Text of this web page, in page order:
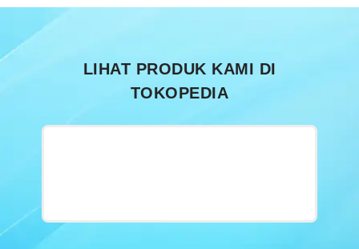
LIHAT PRODUK KAMI DI
TOKOPEDIA